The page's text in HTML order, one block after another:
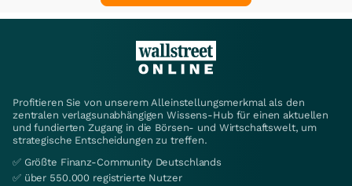
Profitieren Sie von unserem Alleinstellungsmerkmal als den
zentralen verlagsunabhängigen Wissens-Hub für einen aktuellen
und fundierten Zugang in die Börsen- und Wirtschaftswelt, um
strategische Entscheidungen zu treffen.
✅ Größte Finanz-Community Deutschlands
✅ über 550.000 registrierte Nutzer